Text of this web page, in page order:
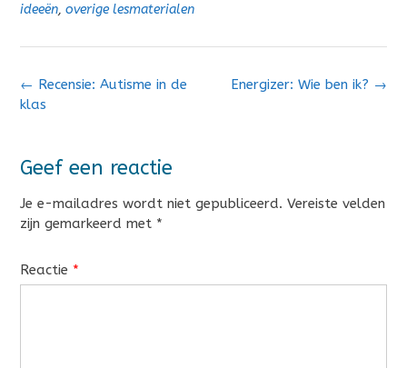
ideeën, overige lesmaterialen
Bericht
navigatie
Energizer: Wie ben ik? →
← Recensie: Autisme in de
klas
Geef een reactie
Je e-mailadres wordt niet gepubliceerd. Vereiste velden
zijn gemarkeerd met *
Reactie *